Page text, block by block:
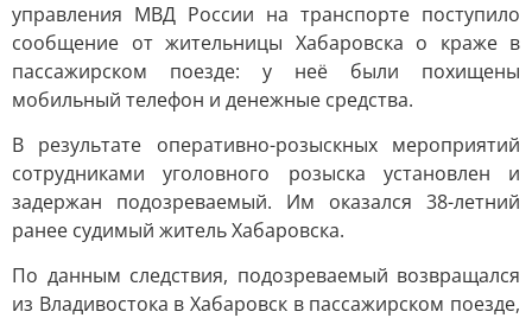
управления МВД России на транспорте поступило
сообщение от жительницы Хабаровска о краже в
пассажирском поезде: у неё были похищены
мобильный телефон и денежные средства.
В результате оперативно-розыскных мероприятий
сотрудниками уголовного розыска установлен и
задержан подозреваемый. Им оказался 38-летний
ранее судимый житель Хабаровска.
По данным следствия, подозреваемый возвращался
из Владивостока в Хабаровск в пассажирском поезде,